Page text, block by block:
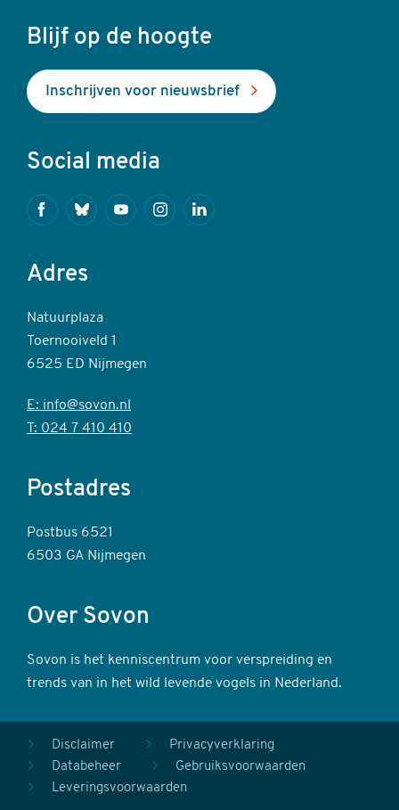
Blijf op de hoogte
Inschrijven voor nieuwsbrief
Social media
FacebookBlueskyYoutubeInstagramLinkedin
Adres
Natuurplaza
Toernooiveld 1
6525 ED Nijmegen
E: info@sovon.nl
T: 024 7 410 410
Postadres
Postbus 6521
6503 GA Nijmegen
Over Sovon
Sovon is het kenniscentrum voor verspreiding en
trends van in het wild levende vogels in Nederland.
Voet
secundair
Disclaimer
Privacyverklaring
Databeheer
Gebruiksvoorwaarden
Leveringsvoorwaarden